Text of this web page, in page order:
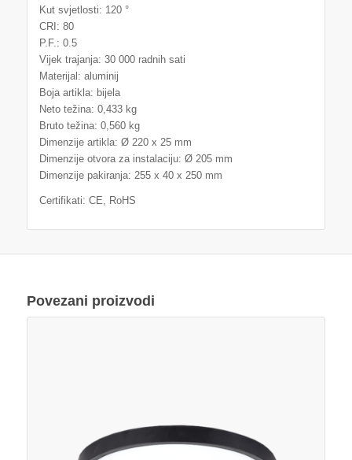
Kut svjetlosti: 120 °
CRI: 80
P.F.: 0.5
Vijek trajanja: 30 000 radnih sati
Materijal: aluminij
Boja artikla: bijela
Neto težina: 0,433 kg
Bruto težina: 0,560 kg
Dimenzije artikla: Ø 220 x 25 mm
Dimenzije otvora za instalaciju: Ø 205 mm
Dimenzije pakiranja: 255 x 40 x 250 mm
Certifikati: CE, RoHS
Povezani proizvodi